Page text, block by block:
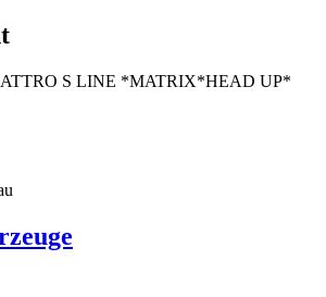
S LINE *MATRIX*HEAD UP*